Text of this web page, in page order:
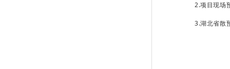
2.项目现场预
3.湖北省散预信